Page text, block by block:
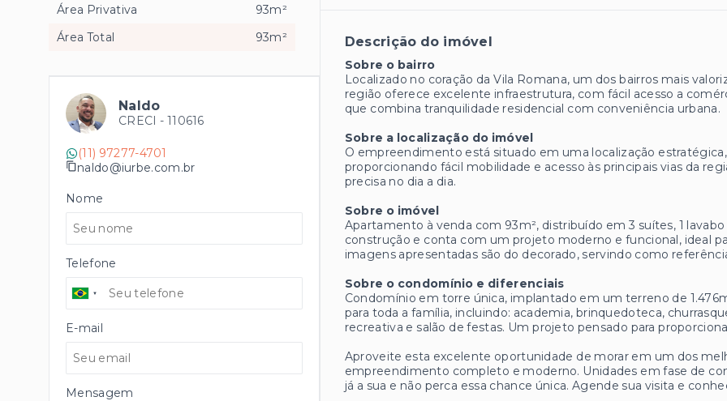
Descrição do imóvel
Sobre o bairro
Localizado no coração da Vila Romana, um dos bairros mais
região oferece excelente infraestrutura, com fácil acesso a
que combina tranquilidade residencial com conveniência urbana.
Sobre a localização do imóvel
O empreendimento está situado em uma localização estratégica,
proporcionando fácil mobilidade e acesso às principais vias da
precisa no dia a dia.
Sobre o imóvel
Apartamento à venda com 93m², distribuído em 3 suítes, 1
construção e conta com um projeto moderno e funcional, ideal
imagens apresentadas são do decorado, servindo como
Sobre o condomínio e diferenciais
Condomínio em torre única, implantado em um terreno de
para toda a família, incluindo: academia, brinquedoteca,
recreativa e salão de festas. Um projeto pensado para
Aproveite esta excelente oportunidade de morar em um dos
empreendimento completo e moderno. Unidades em fase de
já a sua e não perca essa chance única. Agende sua visita e
Área Privativa
93m²
Área Total
93m²
Naldo
CRECI - 110616
(11) 97277-4701
naldo@iurbe.com.br
Nome
Telefone
E-mail
Mensagem